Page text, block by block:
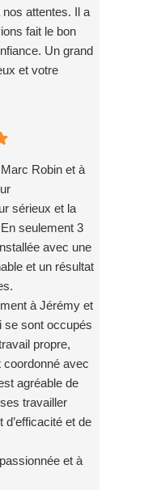
attentes. Il a
fait le bon
Un grand
et votre
Robin et à
sérieux et la
seulement 3
avec une
et un résultat
à Jérémy et
se sont occupés
propre,
coordonné avec
agréable de
travailler
et de
et à
engagements